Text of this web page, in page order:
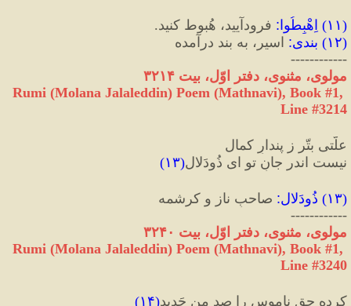
(۱۱) اِهْبِطُوا: فرودآیید، هُبوط کنید.
(۱۲) بندی: اسیر، به بند درآمده
------------
مولوی، مثنوی، دفتر اوّل، بیت ۳۲۱۴
Rumi (Molana Jalaleddin) Poem (Mathnavi), Book #1,
Line #3214
علّتی بتّر ز پندارِ کمال
نیست اندر جانِ تو ای ذُودَلال(۱۳)
(۱۳) ذُودَلال: صاحبِ ناز و کرشمه
------------
مولوی، مثنوی، دفتر اوّل، بیت ۳۲۴۰
Rumi (Molana Jalaleddin) Poem (Mathnavi), Book #1,
Line #3240
کرده حق ناموس را صد من حَدید(۱۴)